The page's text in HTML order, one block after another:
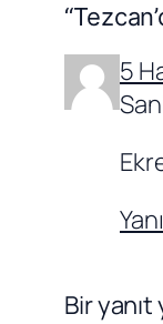
5
Bir yanıt